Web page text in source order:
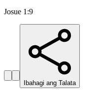
Josue 1:9
Ibahagi ang Talata